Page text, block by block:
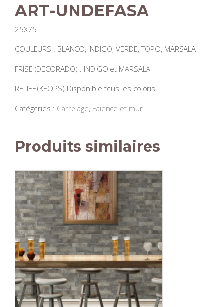
ART-UNDEFASA
25X75
COULEURS : BLANCO, INDIGO, VERDE, TOPO, MARSALA
FRISE (DECORADO) : INDIGO et MARSALA
RELIEF (KEOPS) Disponible tous les coloris
Catégories : Carrelage, Faïence et mur
Produits similaires